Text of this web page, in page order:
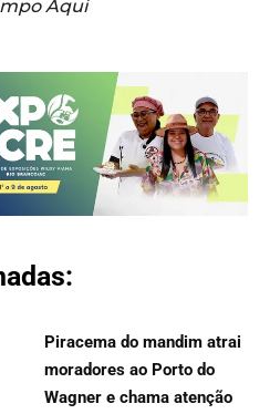
Aqui
Piracema do mandim atrai
moradores ao Porto do
Wagner e chama atenção